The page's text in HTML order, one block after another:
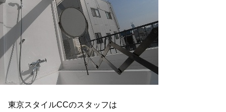
東京スタイルCCのスタッフは